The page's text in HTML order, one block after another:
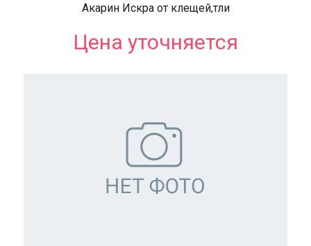
Акарин Искра от клещей,тли
Цена уточняется